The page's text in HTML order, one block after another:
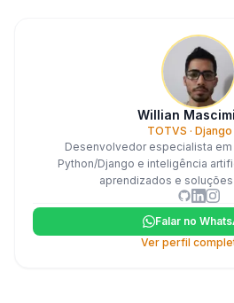
Willian
TOTVS · Django
Desenvolvedor especialista em
Python/Django e inteligência
aprendizados e soluções
Falar no
Ver perfil